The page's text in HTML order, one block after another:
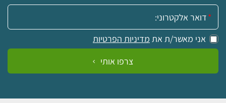
אימייל:
אני מאשר/ת את מדיניות הפרטיות
צרפו אותי